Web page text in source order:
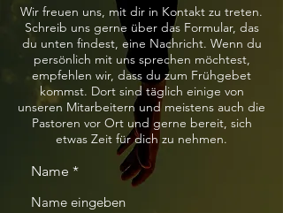
Wir freuen uns, mit dir in Kontakt zu treten.
Schreib uns gerne über das Formular, das
du unten findest, eine Nachricht. Wenn du
persönlich mit uns sprechen möchtest,
empfehlen wir, dass du zum Frühgebet
kommst. Dort sind täglich einige von
unseren Mitarbeitern und meistens auch die
Pastoren vor Ort und gerne bereit, sich
etwas Zeit für dich zu nehmen.
Name